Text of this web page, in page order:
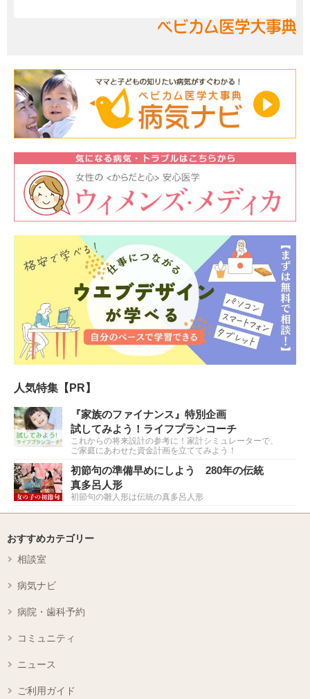
人気特集【PR】
『家族のファイナンス』特別企画
試してみよう！ライフプランコーチ
これからの将来設計の参考に！家計シミュレーターで、
ご家庭にあわせた資金計画を立ててみよう！
初節句の準備早めにしよう 280年の伝統
真多呂人形
初節句の雛人形は伝統の真多呂人形
おすすめカテゴリー
相談室
病気ナビ
病院・歯科予約
コミュニティ
ニュース
ご利用ガイド